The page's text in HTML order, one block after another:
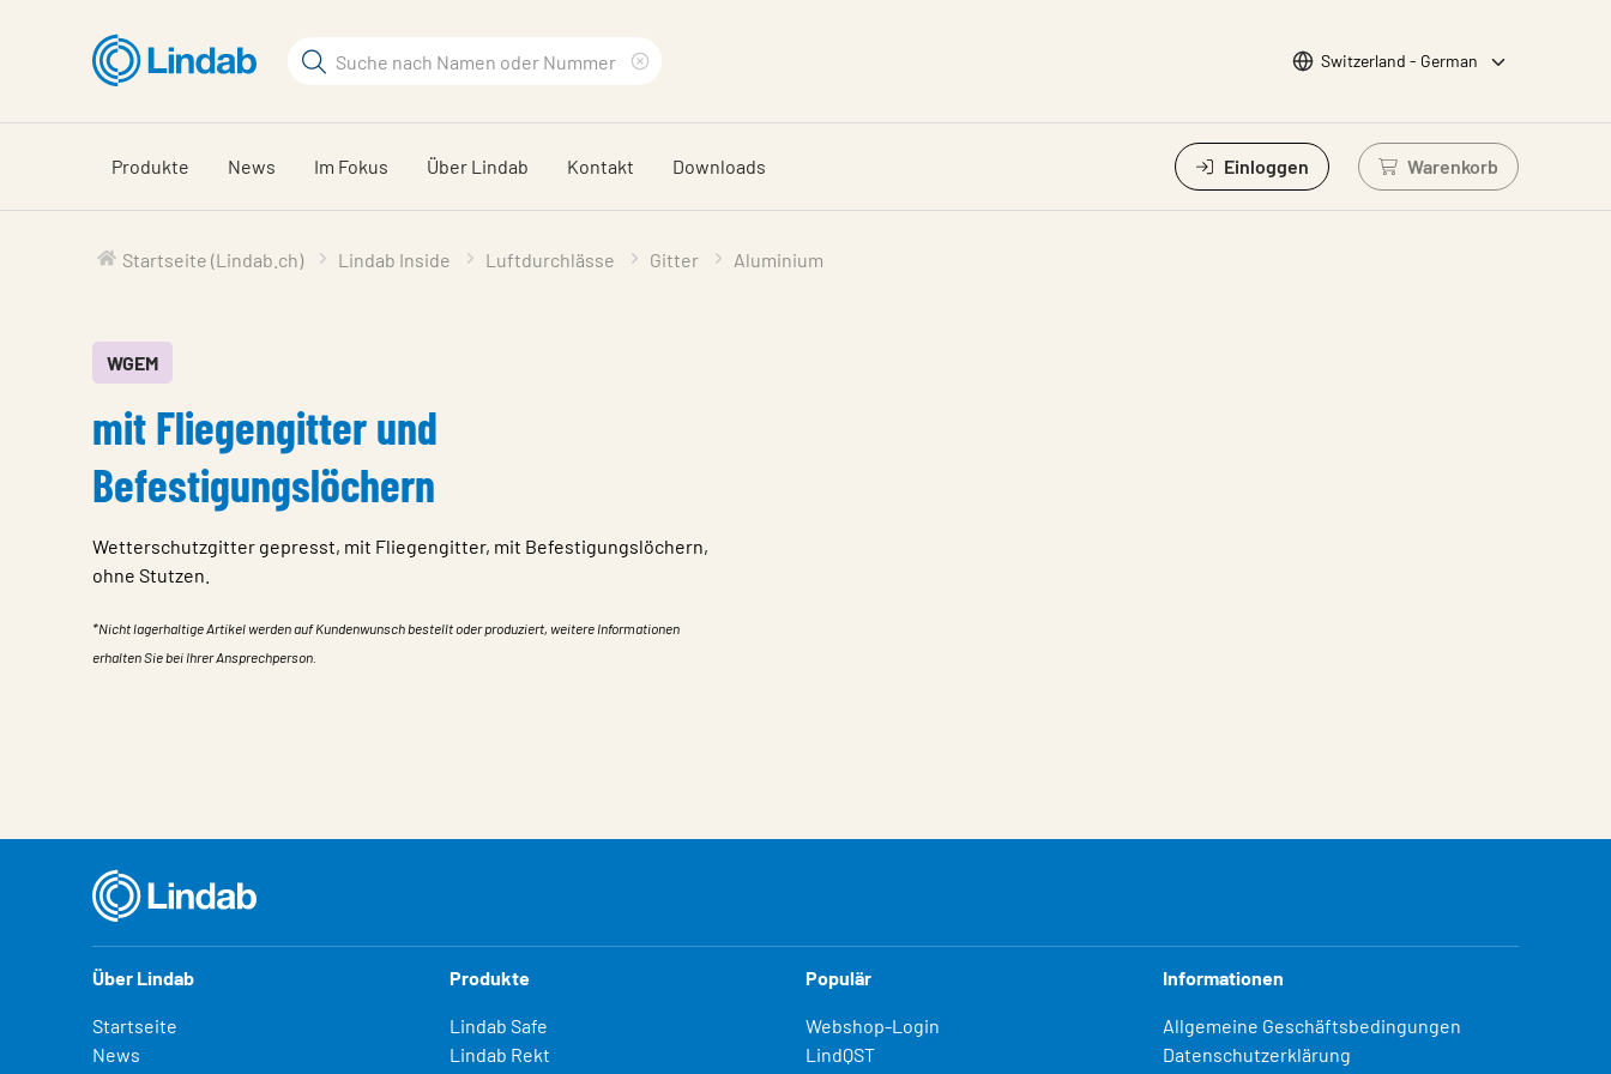
Hauptinhalt
Suchbegriff
durchsuchen
löschen
Sprache wählen
Switzerland - German
Produkte News Im Fokus Über Lindab Kontakt Downloads Einloggen Warenkorb
Einloggen um
Startseite (Lindab.ch) Lindab Inside Luftdurchlässe Gitter Aluminium
WGEM
mit Fliegengitter und
Befestigungslöchern
Wetterschutzgitter gepresst, mit Fliegengitter, mit Befestigungslöchern,
ohne Stutzen.
*Nicht lagerhaltige Artikel werden auf Kundenwunsch bestellt oder produziert, weitere Informationen
erhalten Sie bei Ihrer Ansprechperson.
Über Lindab
Startseite
News
Produkte
Lindab Safe
Lindab Rekt
Populär
Webshop-Login
LindQST
Informationen
Allgemeine Geschäftsbedingungen
Datenschutzerklärung